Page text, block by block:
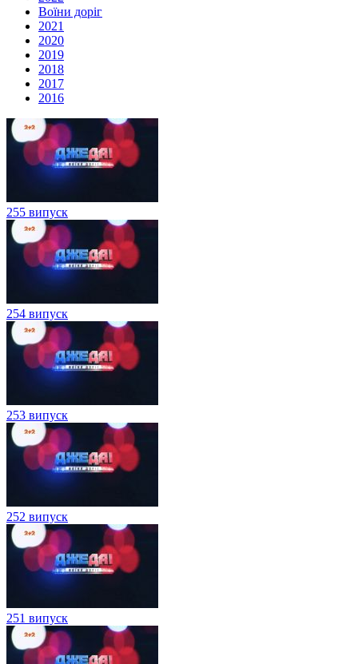
Воїни доріг
2021
2020
2019
2018
2017
2016
255 випуск
254 випуск
253 випуск
252 випуск
251 випуск